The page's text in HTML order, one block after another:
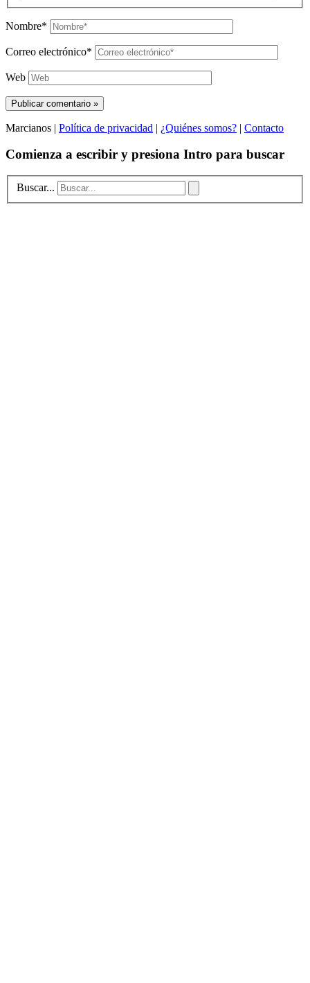
Nombre*
Correo electrónico*
Web
Marcianos | Política de privacidad | ¿Quiénes somos? | Contacto
Comienza a escribir y presiona Intro para buscar
Buscar...